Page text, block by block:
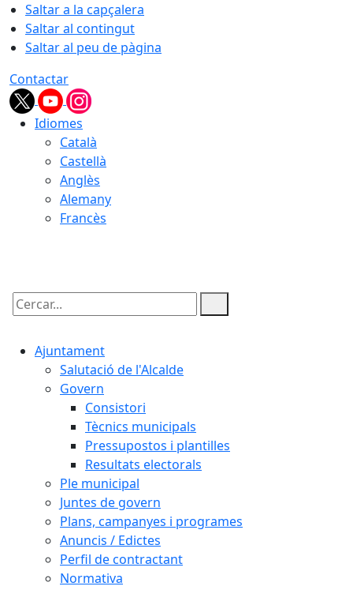
Saltar a la capçalera
Saltar al contingut
Saltar al peu de pàgina
Contactar
Idiomes
Català
Castellà
Anglès
Alemany
Francès
Cercar:
Ajuntament
Salutació de l'Alcalde
Govern
Consistori
Tècnics municipals
Pressupostos i plantilles
Resultats electorals
Ple municipal
Juntes de govern
Plans, campanyes i programes
Anuncis / Edictes
Perfil de contractant
Normativa